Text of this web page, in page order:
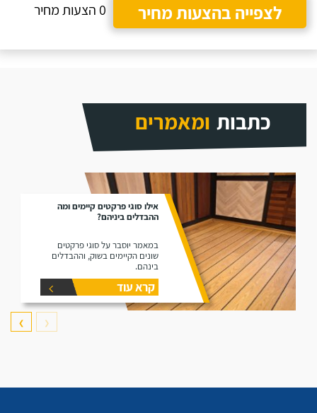
לצפייה בהצעות מחיר
0 הצעות מחיר
כתבות ומאמרים
אילו סוגי פרקטים קיימים ומה
ההבדלים ביניהם?
במאמר יוסבר על סוגי פרקטים
שונים הקיימים בשוק, וההבדלים
בינהם.
קרא עוד
❮
❯